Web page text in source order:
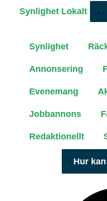
Synlighet Lokalt
Synlighet
Annonsering
Evenemang
Jobbannons
Redaktionellt
Hur